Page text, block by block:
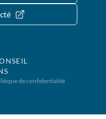
de confidentialité